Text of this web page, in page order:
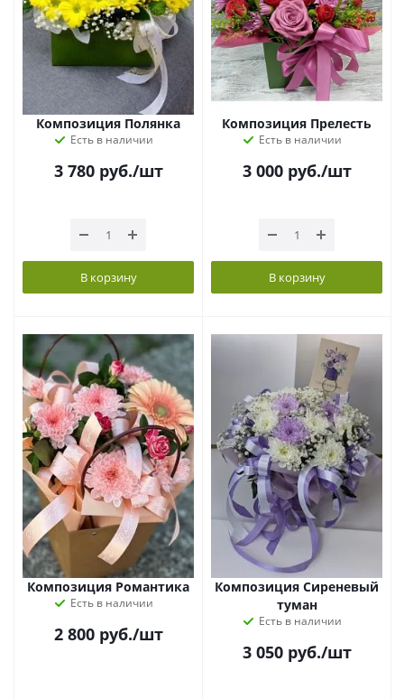
Композиция Полянка
Есть в наличии
3 780руб./шт
В корзину
Композиция Прелесть
Есть в наличии
3 000руб./шт
В корзину
Композиция Романтика
Есть в наличии
2 800руб./шт
Композиция Сиреневый
туман
Есть в наличии
3 050руб./шт